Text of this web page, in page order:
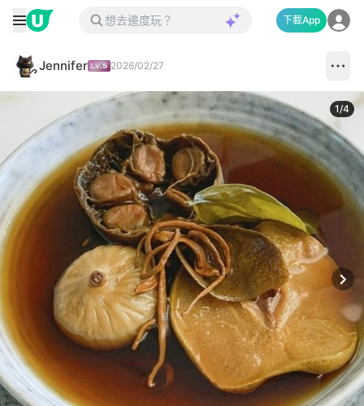
下載App
Jennifer 2026/02/27
1/4